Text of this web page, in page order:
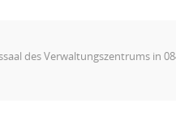
des Verwaltungszentrums in